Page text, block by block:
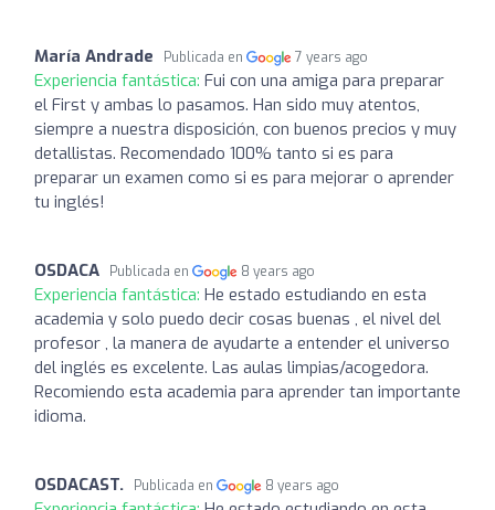
María Andrade Publicada en 7 years ago
Experiencia fantástica: Fui con una amiga para preparar
el First y ambas lo pasamos. Han sido muy atentos,
siempre a nuestra disposición, con buenos precios y muy
detallistas. Recomendado 100% tanto si es para
preparar un examen como si es para mejorar o aprender
tu inglés!
OSDACA Publicada en 8 years ago
Experiencia fantástica: He estado estudiando en esta
academia y solo puedo decir cosas buenas , el nivel del
profesor , la manera de ayudarte a entender el universo
del inglés es excelente. Las aulas limpias/acogedora.
Recomiendo esta academia para aprender tan importante
idioma.
OSDACAST. Publicada en 8 years ago